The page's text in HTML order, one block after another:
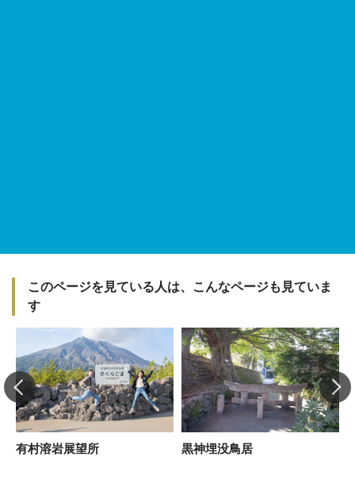
このページを見ている人は、こんなページも見ていま
す
有村溶岩展望所 黒神埋没鳥居